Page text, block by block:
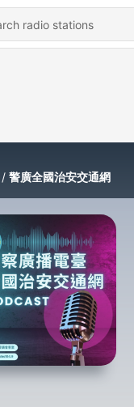
警廣全國治安交通網